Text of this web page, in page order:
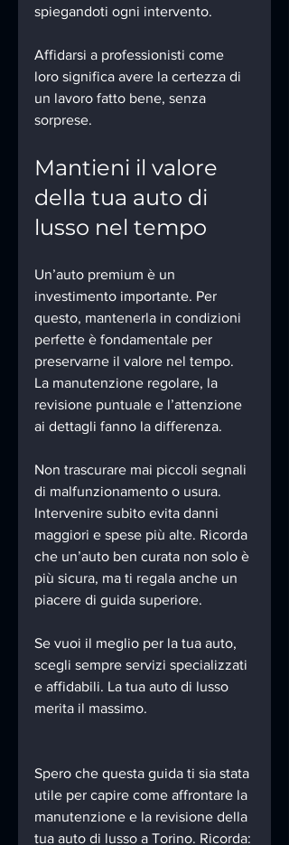
spiegandoti ogni intervento.
Affidarsi a professionisti come
loro significa avere la certezza di
un lavoro fatto bene, senza
sorprese.
Mantieni il valore
della tua auto di
lusso nel tempo
Un’auto premium è un
investimento importante. Per
questo, mantenerla in condizioni
perfette è fondamentale per
preservarne il valore nel tempo.
La manutenzione regolare, la
revisione puntuale e l’attenzione
ai dettagli fanno la differenza.
Non trascurare mai piccoli segnali
di malfunzionamento o usura.
Intervenire subito evita danni
maggiori e spese più alte. Ricorda
che un’auto ben curata non solo è
più sicura, ma ti regala anche un
piacere di guida superiore.
Se vuoi il meglio per la tua auto,
scegli sempre servizi specializzati
e affidabili. La tua auto di lusso
merita il massimo.
Spero che questa guida ti sia stata
utile per capire come affrontare la
manutenzione e la revisione della
tua auto di lusso a Torino. Ricorda: